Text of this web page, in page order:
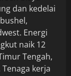
dan kedelai
Energi
naik 12
Tengah,
kerja